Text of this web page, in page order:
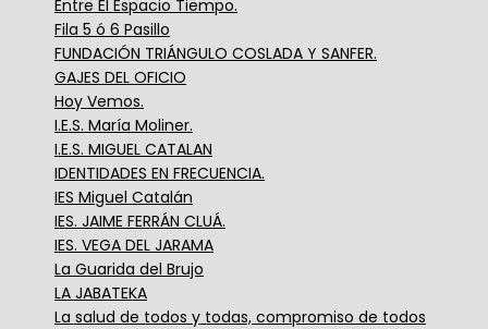
Entre El Espacio Tiempo.
Fila 5 ó 6 Pasillo
FUNDACIÓN TRIÁNGULO COSLADA Y SANFER.
GAJES DEL OFICIO
Hoy Vemos.
I.E.S. María Moliner.
I.E.S. MIGUEL CATALAN
IDENTIDADES EN FRECUENCIA.
IES Miguel Catalán
IES. JAIME FERRÁN CLUÁ.
IES. VEGA DEL JARAMA
La Guarida del Brujo
LA JABATEKA
La salud de todos y todas, compromiso de todos